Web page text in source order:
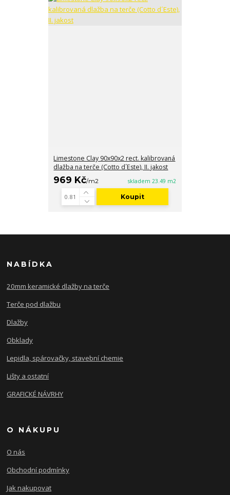
Limestone Clay 90x90x2 rect. kalibrovaná
dlažba na terče (Cotto d´Este), II. jakost
969 Kč/m2 skladem 23.49 m2
Koupit
NABÍDKA
20mm keramické dlažby na terče
Terče pod dlažbu
Dlažby
Obklady
Lepidla, spárovačky, stavební chemie
Lišty a ostatní
GRAFICKÉ NÁVRHY
O NÁKUPU
O nás
Obchodní podmínky
Jak nakupovat